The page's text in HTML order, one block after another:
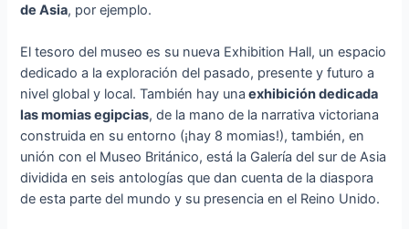
de Asia, por ejemplo.
El tesoro del museo es su nueva Exhibition Hall, un espacio
dedicado a la exploración del pasado, presente y futuro a
nivel global y local. También hay una exhibición dedicada
las momias egipcias, de la mano de la narrativa victoriana
construida en su entorno (¡hay 8 momias!), también, en
unión con el Museo Británico, está la Galería del sur de Asia
dividida en seis antologías que dan cuenta de la diaspora
de esta parte del mundo y su presencia en el Reino Unido.